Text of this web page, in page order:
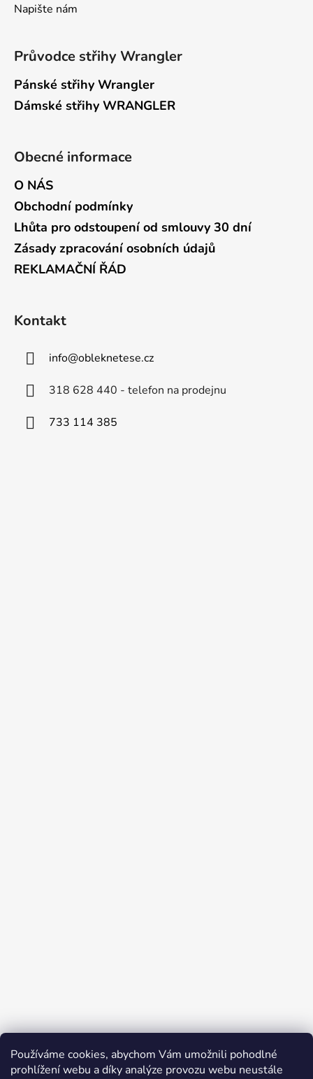
Používáme cookies, abychom Vám umožnili pohodlné
prohlížení webu a díky analýze provozu webu neustále
Napište nám
Průvodce střihy Wrangler
Pánské střihy Wrangler
Dámské střihy WRANGLER
Obecné informace
O NÁS
Obchodní podmínky
Lhůta pro odstoupení od smlouvy 30 dní
Zásady zpracování osobních údajů
REKLAMAČNÍ ŘÁD
Kontakt
info@obleknetese.cz
318 628 440 - telefon na prodejnu
733 114 385
Přijímáme online platby